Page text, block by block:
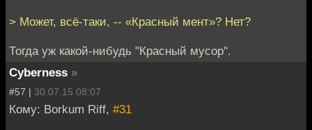
> Может, всё-таки, -- «Красный мент»? Нет?
Тогда уж какой-нибудь "Красный мусор".
Cyberness »
#57 | 30.07.15 08:07
Кому: Borkum Riff, #31